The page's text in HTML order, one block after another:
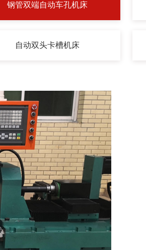
钢管双端自动车孔机床
自动双头卡槽机床